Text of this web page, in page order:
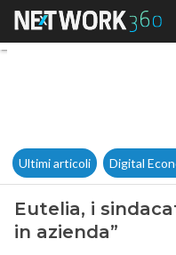
Ultimi articoli Digital
Eutelia, i
in azienda”